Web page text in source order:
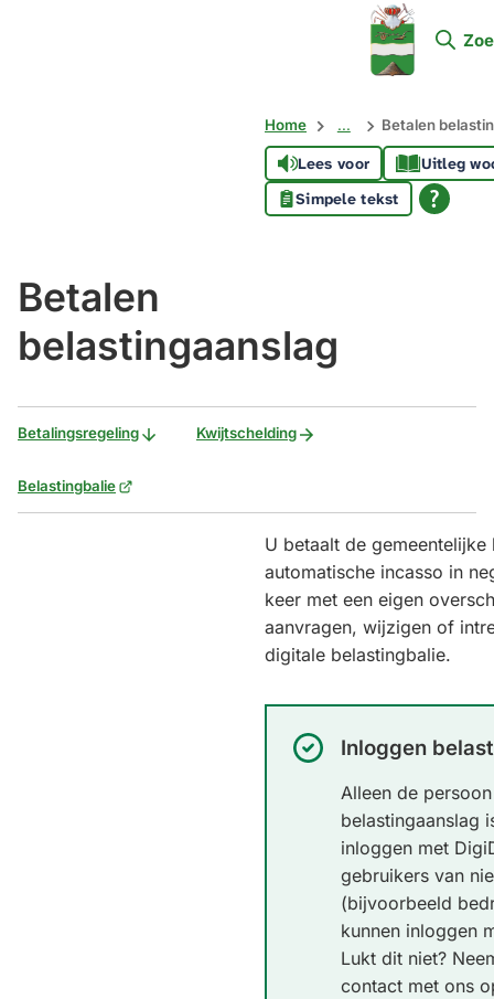
Mijn
Soest
Home ... Betalen
Lees voor
Uitleg
Simpele tekst
Betalen
belastingaanslag
Betalingsregeling Kwijtschelding
Belastingbalie(Verwijst
U betaalt de gemeentelijke
automatische incasso in
keer met een eigen
aanvragen, wijzigen of
digitale belastingbalie.
Succesvol:
Inloggen
Alleen de
belastingaanslag
inloggen met
gebruikers van
(bijvoorbeeld
kunnen inloggen
Lukt dit niet?
contact met ons